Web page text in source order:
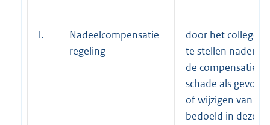
l.
Nadeelcompensatie-
regeling
door het college
te stellen nadere
de compensatie
schade als
of wijzigen van
bedoeld in deze